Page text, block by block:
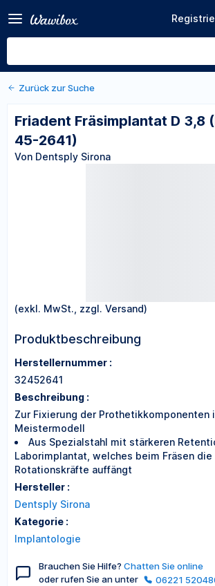
3,8 (Entspricht 45-2641)
Von Dentsply Sirona
Zurück
Zurück zur Suche
Friadent Fräsimplantat D 3,8
45-2641)
Von Dentsply Sirona
(exkl. MwSt., zzgl. Versand)
Produktbeschreibung
Herstellernummer :
32452641
Beschreibung :
Zur Fixierung der Prothetikkomponenten
Meistermodell
Aus Spezialstahl mit stärkeren
Laborimplantat, welches beim Fräsen
Rotationskräfte auffängt
Hersteller :
Dentsply Sirona
Kategorie :
Implantologie
Brauchen Sie Hilfe? Chatten Sie online
oder rufen Sie an unter
06221